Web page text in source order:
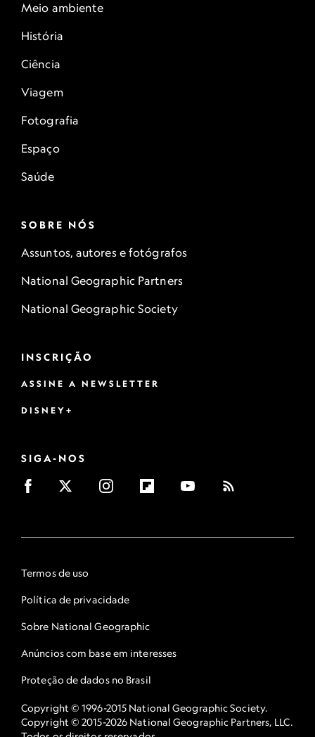
Meio ambiente
História
Ciência
Viagem
Fotografia
Espaço
Saúde
SOBRE NÓS
Assuntos, autores e fotógrafos
National Geographic Partners
National Geographic Society
INSCRIÇÃO
ASSINE A NEWSLETTER
DISNEY+
SIGA-NOS
Termos de uso
Política de privacidade
Sobre National Geographic
Anúncios com base em interesses
Proteção de dados no Brasil
Copyright © 1996-2015 National Geographic Society.
Copyright © 2015-2026 National Geographic Partners, LLC.